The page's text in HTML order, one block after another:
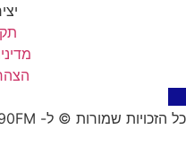
כל הזכויות שמורות © ל- 90FM